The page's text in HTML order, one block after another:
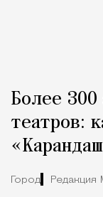
Более
театров:
Город Редакция